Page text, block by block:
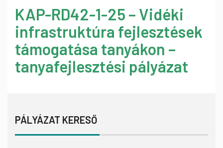
KAP-RD42-1-25 – Vidéki
infrastruktúra fejlesztések
támogatása tanyákon –
tanyafejlesztési pályázat
PÁLYÁZAT KERESŐ